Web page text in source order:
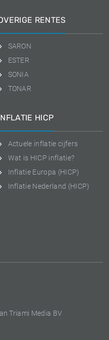
Triami Media BV
RENTES
SARON
ESTER
SONIA
TONAR
HICP
Actuele inflatie cijfers
Wat is HICP inflatie?
Inflatie Europa (HICP)
Inflatie Nederland (HICP)